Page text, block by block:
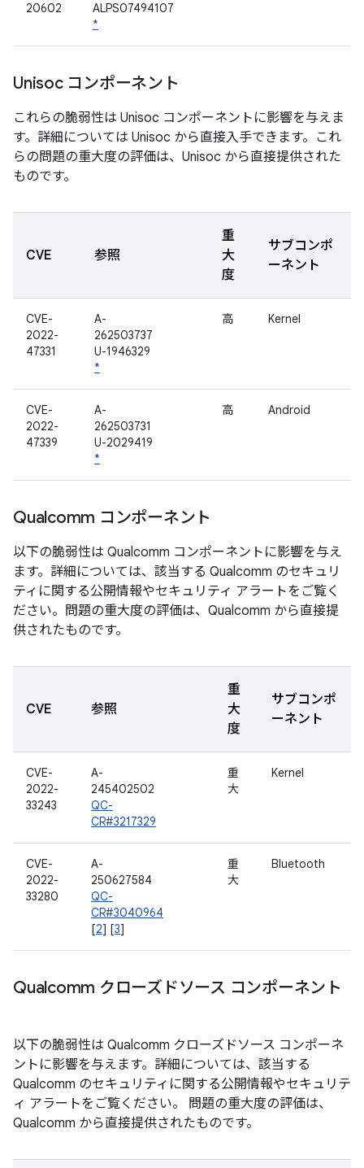
20602
ALPS07494107
*
Unisoc コンポーネント
これらの脆弱性は Unisoc コンポーネントに影響を与えま
す。詳細については Unisoc から直接入手できます。これ
らの問題の重大度の評価は、Unisoc から直接提供された
ものです。
CVE 参照
重
大
度
サブコンポ
ーネント
CVE-
2022-
47331
A-
262503737
U-1946329
*
高 Kernel
CVE-
2022-
47339
A-
262503731
U-2029419
*
高 Android
Qualcomm コンポーネント
以下の脆弱性は Qualcomm コンポーネントに影響を与え
ます。詳細については、該当する Qualcomm のセキュリ
ティに関する公開情報やセキュリティ アラートをご覧く
ださい。問題の重大度の評価は、Qualcomm から直接提
供されたものです。
CVE 参照
重
大
度
サブコンポ
ーネント
CVE-
2022-
33243
A-
245402502
QC-
CR#3217329
重
大
Kernel
CVE-
2022-
33280
A-
250627584
QC-
CR#3040964
[2] [3]
重
大
Bluetooth
Qualcomm クローズドソース コンポーネント
以下の脆弱性は Qualcomm クローズドソース コンポーネ
ントに影響を与えます。詳細については、該当する
Qualcomm のセキュリティに関する公開情報やセキュリテ
ィ アラートをご覧ください。 問題の重大度の評価は、
Qualcomm から直接提供されたものです。